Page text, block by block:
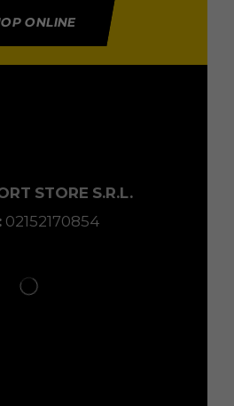
ONLINE
STORE S.R.L.
02152170854